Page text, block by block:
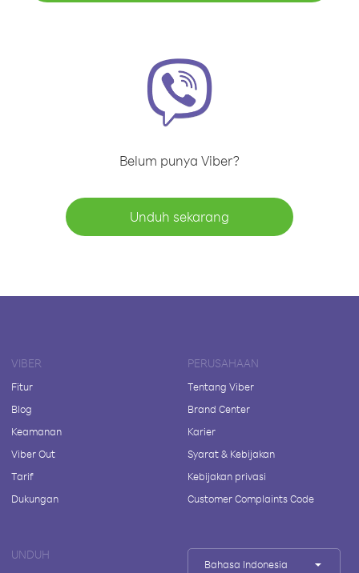
Belum punya Viber?
Unduh sekarang
VIBER
Fitur
Blog
Keamanan
Viber Out
Tarif
Dukungan
PERUSAHAAN
Tentang Viber
Brand Center
Karier
Syarat & Kebijakan
Kebijakan privasi
Customer Complaints Code
UNDUH
Bahasa Indonesia